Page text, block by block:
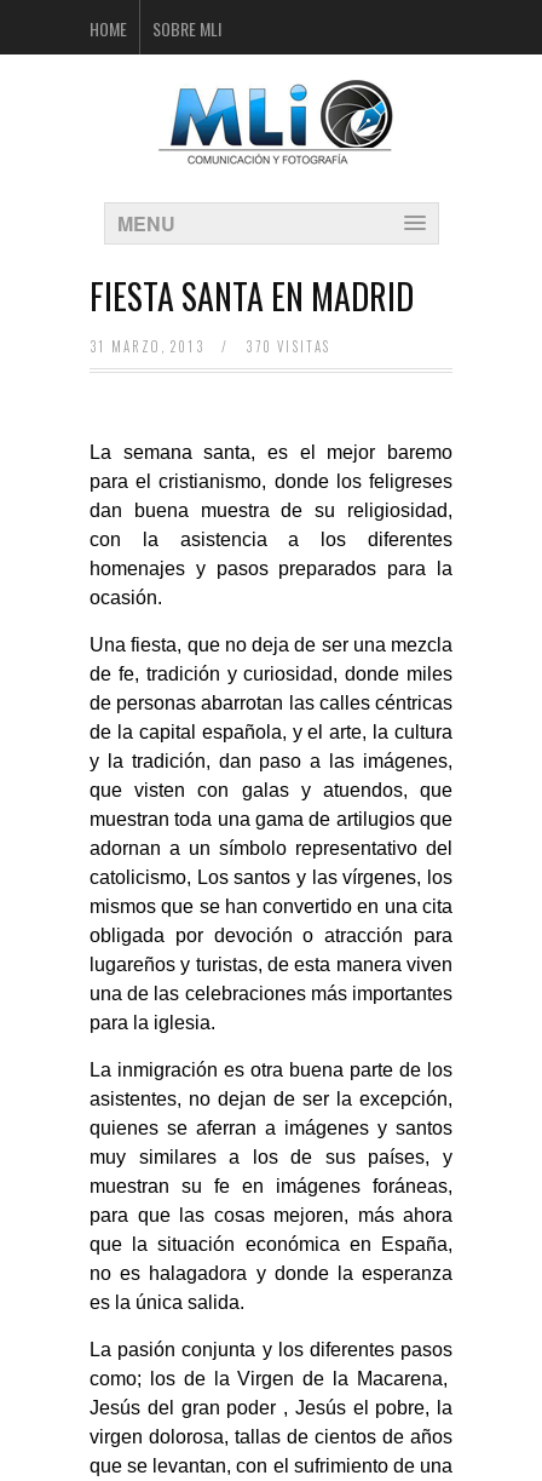
HOME SOBRE MLI
MENU
FIESTA SANTA EN MADRID
31 MARZO, 2013 / 370 VISITAS
La semana santa, es el mejor baremo
para el cristianismo, donde los feligreses
dan buena muestra de su religiosidad,
con la asistencia a los diferentes
homenajes y pasos preparados para la
ocasión.
Una fiesta, que no deja de ser una mezcla
de fe, tradición y curiosidad, donde miles
de personas abarrotan las calles céntricas
de la capital española, y el arte, la cultura
y la tradición, dan paso a las imágenes,
que visten con galas y atuendos, que
muestran toda una gama de artilugios que
adornan a un símbolo representativo del
catolicismo, Los santos y las vírgenes, los
mismos que se han convertido en una cita
obligada por devoción o atracción para
lugareños y turistas, de esta manera viven
una de las celebraciones más importantes
para la iglesia.
La inmigración es otra buena parte de los
asistentes, no dejan de ser la excepción,
quienes se aferran a imágenes y santos
muy similares a los de sus países, y
muestran su fe en imágenes foráneas,
para que las cosas mejoren, más ahora
que la situación económica en España,
no es halagadora y donde la esperanza
es la única salida.
La pasión conjunta y los diferentes pasos
como; los de la Virgen de la Macarena,
Jesús del gran poder , Jesús el pobre, la
virgen dolorosa, tallas de cientos de años
que se levantan, con el sufrimiento de una